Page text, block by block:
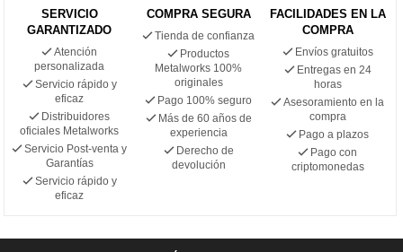
SERVICIO
GARANTIZADO
Atención
personalizada
Servicio rápido y
eficaz
Distribuidores
oficiales Metalworks
Servicio Post-venta y
Garantías
Servicio rápido y
eficaz
COMPRA SEGURA
Tienda de confianza
Productos
Metalworks 100%
originales
Pago 100% seguro
Más de 60 años de
experiencia
Derecho de
devolución
FACILIDADES EN LA
COMPRA
Envíos gratuitos
Entregas en 24
horas
Asesoramiento en la
compra
Pago a plazos
Pago con
criptomonedas